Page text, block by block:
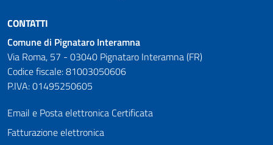
CONTATTI
Comune di Pignataro Interamna
Via Roma, 57 - 03040 Pignataro Interamna (FR)
Codice fiscale: 81003050606
P.IVA: 01495250605
Email e Posta elettronica Certificata
Fatturazione elettronica